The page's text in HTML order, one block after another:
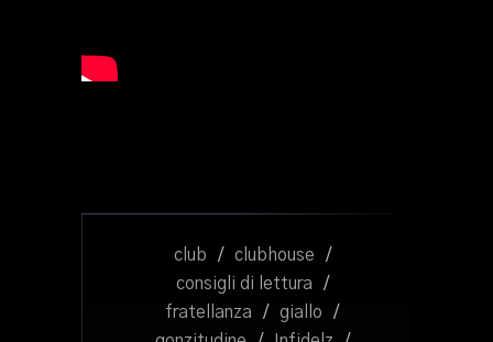
club / clubhouse
/
consigli di lettura
/
fratellanza
/ giallo
/